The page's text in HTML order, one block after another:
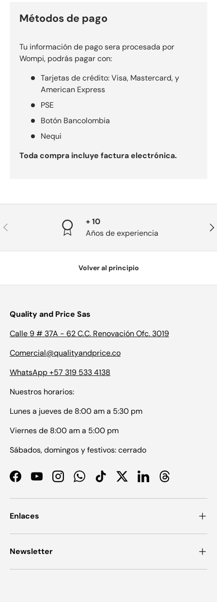
Métodos de pago
Tu información de pago sera procesada por
Wompi, podrás pagar con:
Tarjetas de crédito: Visa, Mastercard, y
American Express
PSE
Botón Bancolombia
Nequi
Toda compra incluye factura electrónica.
Anterior
+ 10
Años de experiencia
Volver al principio
Quality and Price Sas
Calle 9 # 37A - 62 C.C. Renovación Ofc. 3019
Comercial@qualityandprice.co
WhatsApp +57 319 533 4138
Nuestros horarios:
Lunes a jueves de 8:00 am a 5:30 pm
Viernes de 8:00 am a 5:00 pm
Sábados, domingos y festivos: cerrado
FacebookYouTubeInstagramWhatsAppTikTokTwitterLinkedInThreads
Enlaces
Newsletter